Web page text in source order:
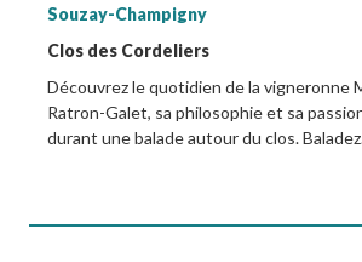
Souzay-Champigny
Clos des Cordeliers
Découvrez le quotidien de la vigneronne
Ratron-Galet, sa philosophie et sa
durant une balade autour du clos.